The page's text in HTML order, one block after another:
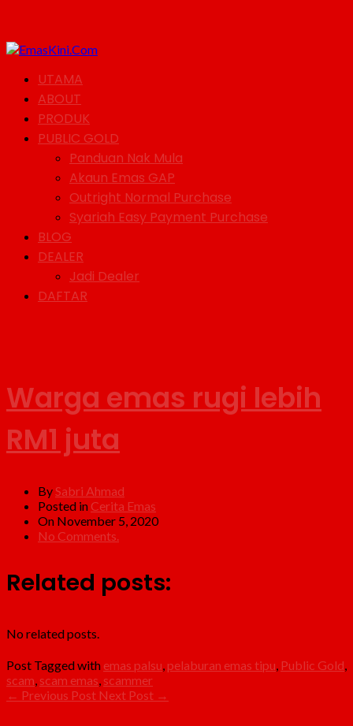
UTAMA
ABOUT
PRODUK
PUBLIC GOLD
Panduan Nak Mula
Akaun Emas GAP
Outright Normal Purchase
Syariah Easy Payment Purchase
BLOG
DEALER
Jadi Dealer
DAFTAR
Warga emas rugi lebih
RM1 juta
BySabri Ahmad
Posted in Cerita Emas
On November 5, 2020
No Comments.
Related posts:
No related posts.
Post Tagged with emas palsu, pelaburan emas tipu, Public Gold,
scam, scam emas, scammer
← Previous Post Next Post →